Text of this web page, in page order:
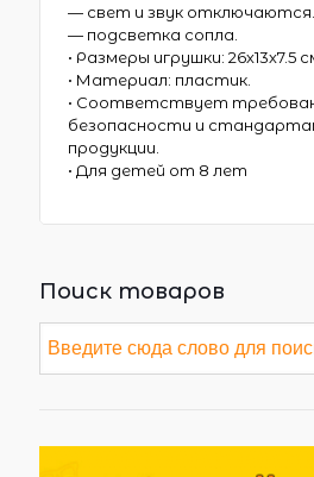
— свет и звук отключаются.
— подсветка сопла.
• Размеры игрушки: 26х13х7.5
• Материал: пластик.
• Соответствует
безопасности и
продукции.
• Для детей от 8 лет
Поиск товаров